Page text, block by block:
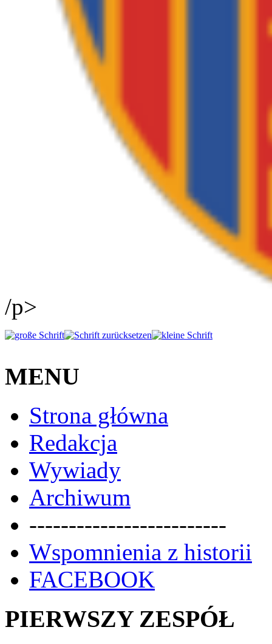
/p>
MENU
Strona główna
Redakcja
Wywiady
Archiwum
-------------------------
Wspomnienia z historii
FACEBOOK
PIERWSZY ZESPÓŁ